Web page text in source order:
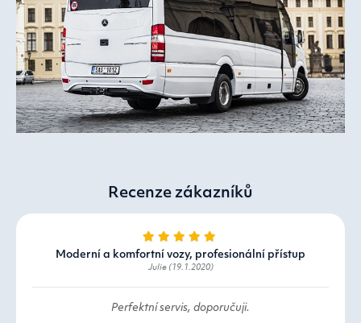
Recenze zákazníků
Moderní a komfortní vozy, profesionální přístup
Julie (19.1.2020)
Perfektní servis, doporučuji.